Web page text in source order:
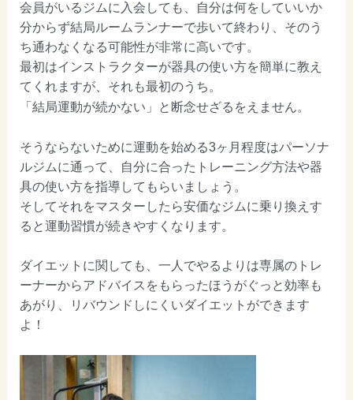
会員がいるジムに入会しても、自分は何をしていいか
分からず結局ルームランナーで歩いて終わり、そのう
ち通わなくなる可能性が非常に高いです。
最初はインストラクターが器具の使い方を簡単に教え
てくれますが、それも最初のうち。
「結局運動が続かない」と断念せざるをえません。
そうならないために運動を始める3ヶ月程度はパーソナ
ルジムに通って、自分に合ったトレーニング方法や器
具の使い方を指導してもらいましょう。
そしてそれをマスターしたら安価なジムに乗り換えす
ると運動習慣が続きやすくなります。
ダイエットに関しても、一人でやるよりは専属のトレ
ーナーからアドバイスをもらったほうがぐっと効率も
あがり、リバウンドしにくいダイエットができます
よ！